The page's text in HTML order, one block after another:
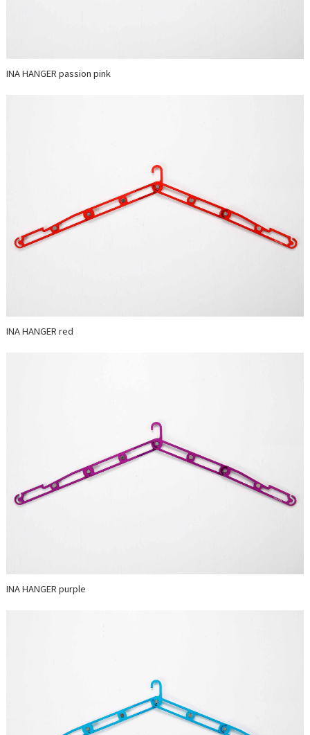
INA HANGER passion pink
INA HANGER red
INA HANGER purple